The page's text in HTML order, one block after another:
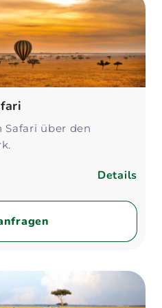
Safari über den
Details